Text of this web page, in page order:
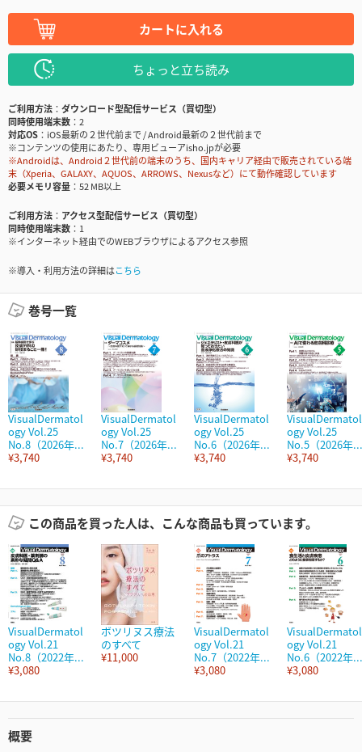
カートに入れる
ちょっと立ち読み
ご利用方法
ダウンロード型配信サービス（買切型）
同時使用端末数
2
対応OS
iOS最新の２世代前まで / Android最新の２世代前まで
※コンテンツの使用にあたり、専用ビューアisho.jpが必要
※Androidは、Android２世代前の端末のうち、国内キャリア経由で販売されている端
末（Xperia、GALAXY、AQUOS、ARROWS、Nexusなど）にて動作確認しています
必要メモリ容量
52 MB以上
ご利用方法
アクセス型配信サービス（買切型）
同時使用端末数
1
※インターネット経由でのWEBブラウザによるアクセス参照
※導入・利用方法の詳細はこちら
巻号一覧
VisualDermatol
ogy Vol.25
No.8（2026年...
¥3,740
VisualDermatol
ogy Vol.25
No.7（2026年...
¥3,740
VisualDermatol
ogy Vol.25
No.6（2026年...
¥3,740
VisualDermatol
ogy Vol.25
No.5（2026年...
¥3,740
この商品を買った人は、こんな商品も買っています。
VisualDermatol
ogy Vol.21
No.8（2022年...
¥3,080
ボツリヌス療法
のすべて
¥11,000
VisualDermatol
ogy Vol.21
No.7（2022年...
¥3,080
VisualDermatol
ogy Vol.21
No.6（2022年...
¥3,080
概要